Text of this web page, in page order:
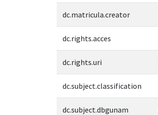
dc.matricula.creator
dc.rights.acces
dc.rights.uri
dc.subject.classification
dc.subject.dbgunam